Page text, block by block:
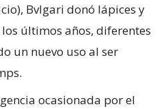
Bvlgari donó lápices y
últimos años, diferentes
un nuevo uso al ser
ocasionada por el